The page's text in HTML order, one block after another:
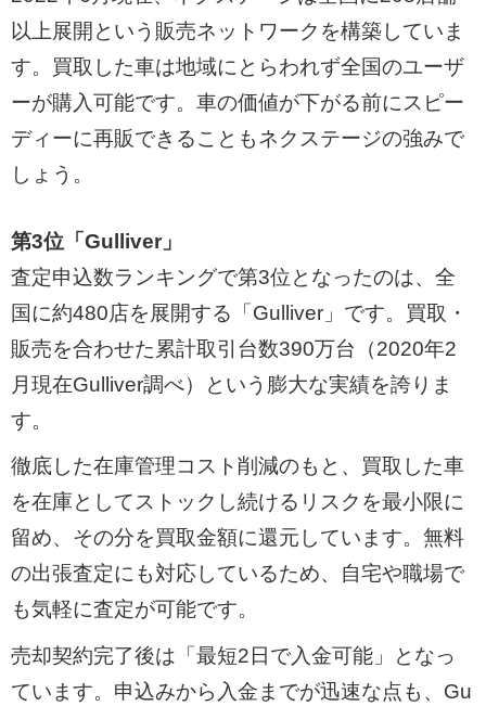
以上展開という販売ネットワークを構築していま
す。買取した車は地域にとらわれず全国のユーザ
ーが購入可能です。車の価値が下がる前にスピー
ディーに再販できることもネクステージの強みで
しょう。
第3位「Gulliver」
査定申込数ランキングで第3位となったのは、全
国に約480店を展開する「Gulliver」です。買取・
販売を合わせた累計取引台数390万台（2020年2
月現在Gulliver調べ）という膨大な実績を誇りま
す。
徹底した在庫管理コスト削減のもと、買取した車
を在庫としてストックし続けるリスクを最小限に
留め、その分を買取金額に還元しています。無料
の出張査定にも対応しているため、自宅や職場で
も気軽に査定が可能です。
売却契約完了後は「最短2日で入金可能」となっ
ています。申込みから入金までが迅速な点も、Gu